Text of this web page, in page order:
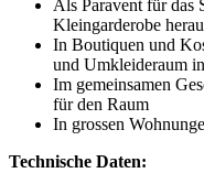
Als Paravent für das
Kleingarderobe
In Boutiquen und
und Umkleideraum
Im gemeinsamen
für den Raum
In grossen
Technische Daten: